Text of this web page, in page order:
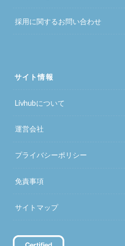
採用に関するお問い合わせ
サイト情報
Livhubについて
運営会社
プライバシーポリシー
免責事項
サイトマップ